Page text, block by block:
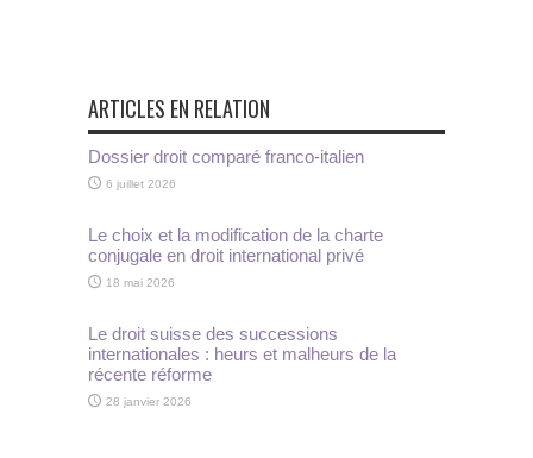
ARTICLES EN RELATION
Dossier droit comparé franco-italien
6 juillet 2026
Le choix et la modification de la charte
conjugale en droit international privé
18 mai 2026
Le droit suisse des successions
internationales : heurs et malheurs de la
récente réforme
28 janvier 2026